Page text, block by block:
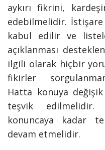
aykırı fikrini,
edebilmelidir.
kabul edilir ve
açıklanması
ilgili olarak hiçbir
fikirler
Hatta konuya
teşvik
konuncaya kadar
devam etmelidir.